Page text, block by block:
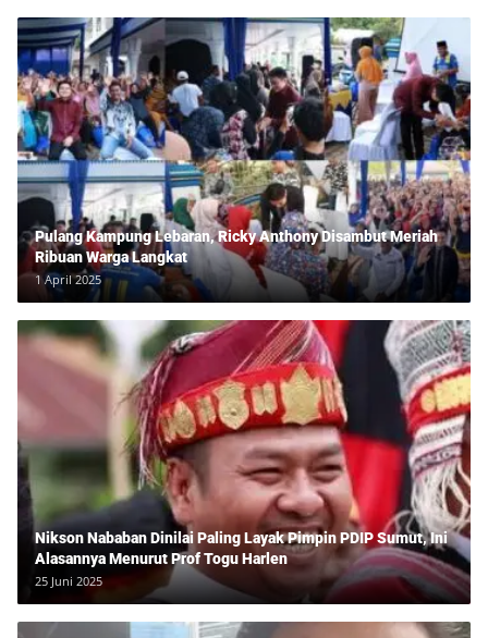
Pulang Kampung Lebaran, Ricky Anthony Disambut Meriah
Ribuan Warga Langkat
1 April 2025
Nikson Nababan Dinilai Paling Layak Pimpin PDIP Sumut, Ini
Alasannya Menurut Prof Togu Harlen
25 Juni 2025